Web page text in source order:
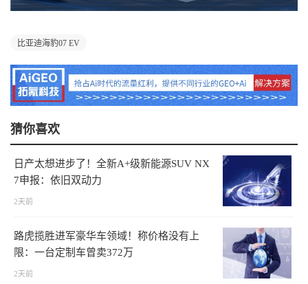
比亚迪海豹07 EV
猜你喜欢
日产太想进步了！全新A+级新能源SUV NX
7申报：依旧双动力
2天前
路虎揽胜进军豪华车领域！称价格没有上
限：一台定制车曾卖372万
2天前